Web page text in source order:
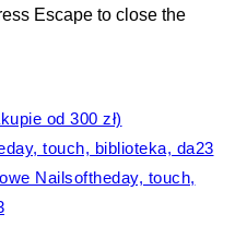
Escape to close the
od 300 zł)
touch, biblioteka, da23
Nailsoftheday, touch,